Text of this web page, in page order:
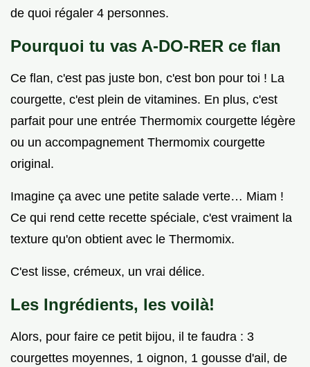
de quoi régaler 4 personnes.
Pourquoi tu vas A-DO-RER ce flan
Ce flan, c'est pas juste bon, c'est bon pour toi ! La
courgette, c'est plein de vitamines. En plus, c'est
parfait pour une entrée Thermomix courgette légère
ou un accompagnement Thermomix courgette
original.
Imagine ça avec une petite salade verte… Miam !
Ce qui rend cette recette spéciale, c'est vraiment la
texture qu'on obtient avec le Thermomix.
C'est lisse, crémeux, un vrai délice.
Les Ingrédients, les voilà!
Alors, pour faire ce petit bijou, il te faudra : 3
courgettes moyennes, 1 oignon, 1 gousse d'ail, de